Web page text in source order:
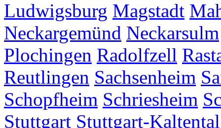
Ludwigsburg Magstadt
Neckargemünd Neckarsulm
Plochingen Radolfzell
Reutlingen Sachsenheim
Schopfheim Schriesheim
Stuttgart Stuttgart-Kaltental